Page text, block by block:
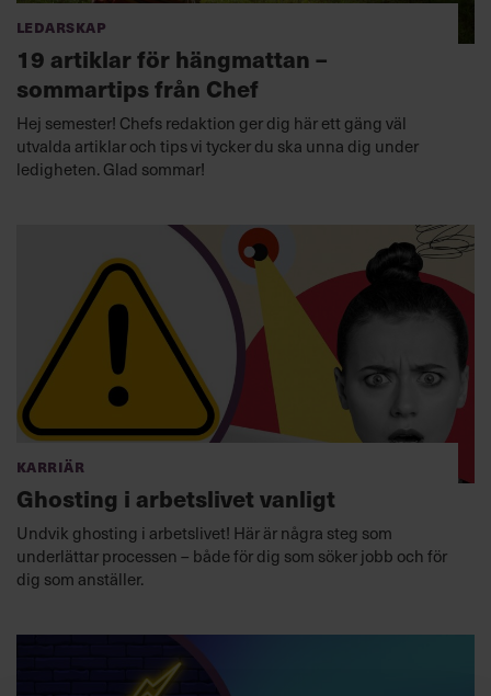
Ledarskap
19 artiklar för hängmattan –
sommartips från Chef
Hej semester! Chefs redaktion ger dig här ett gäng väl
utvalda artiklar och tips vi tycker du ska unna dig under
ledigheten. Glad sommar!
Karriär
Ghosting i arbetslivet vanligt
Undvik ghosting i arbetslivet! Här är några steg som
underlättar processen – både för dig som söker jobb och för
dig som anställer.